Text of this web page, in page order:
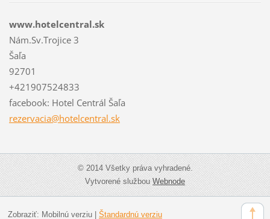
www.hotelcentral.sk
Nám.Sv.Trojice 3
Šaľa
92701
+421907524833
facebook: Hotel Centrál Šaľa
rezervacia@hotelcentral.sk
© 2014 Všetky práva vyhradené.
Vytvorené službouWebnode
Zobraziť: Mobilnú verziu| Štandardnú verziu